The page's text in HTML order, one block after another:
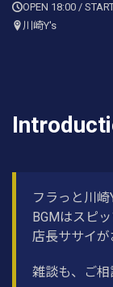
OPEN 18:00 /
川崎Y's
フラっと川崎
BGMはスピッ
店長ササイが
雑談も、ご相